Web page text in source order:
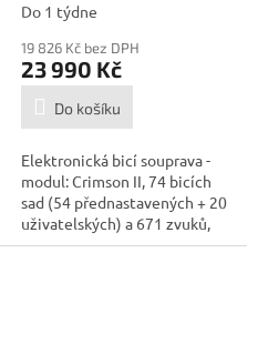
Do 1 týdne
19 826 Kč bez DPH
23 990 Kč
Do košíku
Elektronická bicí souprava -
modul: Crimson II, 74 bicích
sad (54 přednastavených + 20
uživatelských) a 671 zvuků,
5x...